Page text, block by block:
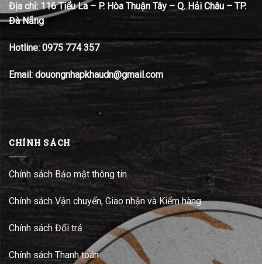
Địa chỉ: 116 Tiểu La – P. Hòa Thuận Tây – Q. Hải Châu – TP.
Đà Nẵng
Hotline: 0975 774 357
Email: douongnhapkhaudn@gmail.com
CHÍNH SÁCH
Chính sách Bảo mật thông tin
Chính sách Vận chuyển, Giao nhận và Kiểm hàng
Chính sách Đổi trả
Chính sách Thanh toán